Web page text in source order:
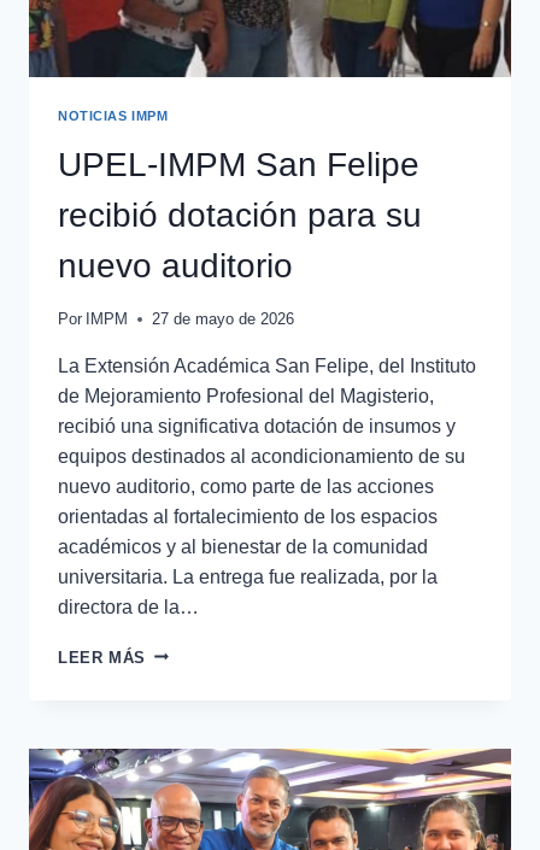
NOTICIAS IMPM
UPEL-IMPM San Felipe
recibió dotación para su
nuevo auditorio
Por IMPM 27 de mayo de 2026
La Extensión Académica San Felipe, del Instituto
de Mejoramiento Profesional del Magisterio,
recibió una significativa dotación de insumos y
equipos destinados al acondicionamiento de su
nuevo auditorio, como parte de las acciones
orientadas al fortalecimiento de los espacios
académicos y al bienestar de la comunidad
universitaria. La entrega fue realizada, por la
directora de la…
LEER MÁS